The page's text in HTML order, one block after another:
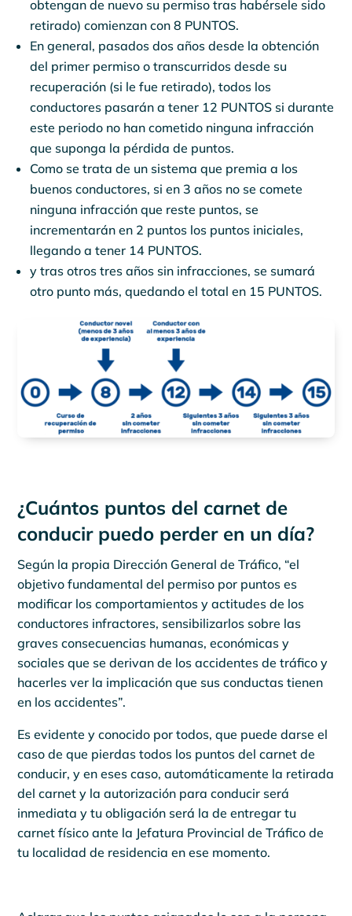
obtengan de nuevo su permiso tras habérsele sido
retirado) comienzan con 8 PUNTOS.
En general, pasados dos años desde la obtención
del primer permiso o transcurridos desde su
recuperación (si le fue retirado), todos los
conductores pasarán a tener 12 PUNTOS si durante
este periodo no han cometido ninguna infracción
que suponga la pérdida de puntos.
Como se trata de un sistema que premia a los
buenos conductores, si en 3 años no se comete
ninguna infracción que reste puntos, se
incrementarán en 2 puntos los puntos iniciales,
llegando a tener 14 PUNTOS.
y tras otros tres años sin infracciones, se sumará
otro punto más, quedando el total en 15 PUNTOS.
¿Cuántos puntos del carnet de
conducir puedo perder en un día?
Según la propia Dirección General de Tráfico, “el
objetivo fundamental del permiso por puntos es
modificar los comportamientos y actitudes de los
conductores infractores, sensibilizarlos sobre las
graves consecuencias humanas, económicas y
sociales que se derivan de los accidentes de tráfico y
hacerles ver la implicación que sus conductas tienen
en los accidentes”.
Es evidente y conocido por todos, que puede darse el
caso de que pierdas todos los puntos del carnet de
conducir, y en eses caso, automáticamente la retirada
del carnet y la autorización para conducir será
inmediata y tu obligación será la de entregar tu
carnet físico ante la Jefatura Provincial de Tráfico de
tu localidad de residencia en ese momento.